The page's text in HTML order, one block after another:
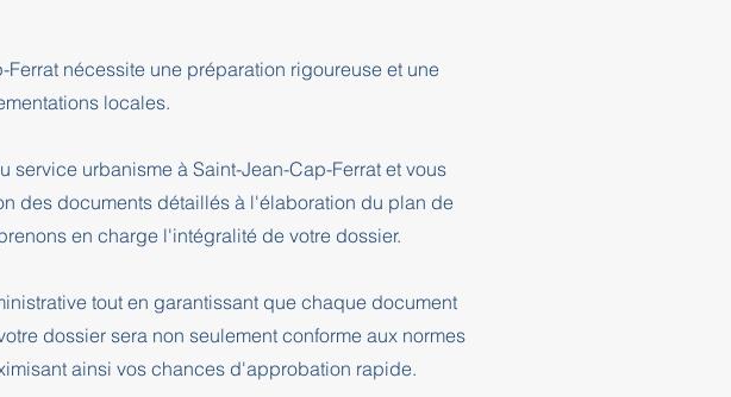
nécessite une préparation rigoureuse et une
locales.
urbanisme à Saint-Jean-Cap-Ferrat et vous
des documents détaillés à l'élaboration du plan de
en charge l'intégralité de votre dossier.
tout en garantissant que chaque document
dossier sera non seulement conforme aux normes
ainsi vos chances d'approbation rapide.